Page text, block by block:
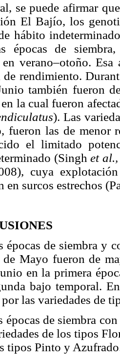
se puede afirmar
El Bajío, los
hábito
épocas de
verano–otoño.
de rendimiento.
también fueron
la cual fueron
). Las
fueron las de menor
el limitado
(Singhet
cuya
en surcos estrechos
épocas de siembra y
Mayo fueron de
en la primera
bajo temporal.
las variedades de
épocas de siembra
de los tipos
tipos Pinto y